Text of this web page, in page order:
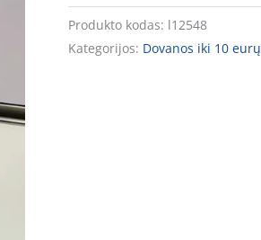
Produkto kodas: l12548
Kategorijos: Dovanos iki 10 eurų